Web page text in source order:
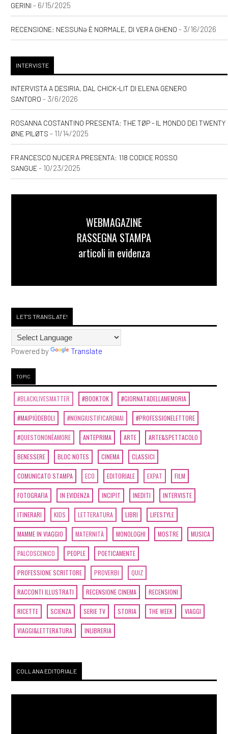
GERINI - 6/15/2025
RECENSIONE: NESSUNƏ È NORMALE, DI VERA GHENO - 3/16/2026
INTERVISTE
INTERVISTA A DESIRIA, DAL CHICK-LIT DI ELENA GENERO
SANTORO - 3/6/2026
ROSANNA COSTANTINO PRESENTA: THE TØP - IL MONDO DEI TWENTY
ØNE PILØTS - 11/14/2025
FRANCESCO NUCERA PRESENTA: 118 CODICE ROSSO
SANGUE- 10/23/2025
WEBMAGAZINE
RASSEGNA STAMPA
articoli in evidenza
LET'S TRANSLATE!
Powered by Translate
TOPIC
#BLACKLIVESMATTER #BOOKTOK #GIORNATADELLAMEMORIA
#MAIPIÙDEBOLI #NONGIUSTIFICAREMAI #PROFESSIONELETTORE
#QUESTONONÈAMORE ANTEPRIMA ARTE ARTE&SPETTACOLO
BENESSERE BLOC NOTES CINEMA CLASSICI
COMUNICATO STAMPA ECO EDITORIALE EXPAT FILM
FOTOGRAFIA IN EVIDENZA INCIPIT INEDITI INTERVISTE
ITINERARI KIDS LETTERATURA LIBRI LIFESTYLE
MAMME IN VIAGGIO MATERNITÀ MONOLOGHI MOSTRE MUSICA
PALCOSCENICO PEOPLE POETICAMENTE
PROFESSIONE SCRITTORE PROVERBI QUIZ
RACCONTI ILLUSTRATI RECENSIONE CINEMA RECENSIONI
RICETTE SCIENZA SERIE TV STORIA THE WEEK VIAGGI
VIAGGI&LETTERATURA INLIBRERIA
COLLANA EDITORIALE